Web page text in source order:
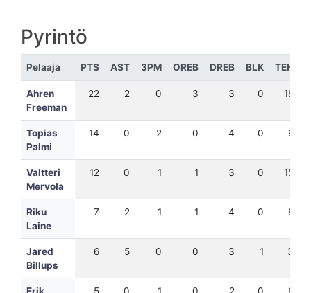
Pyrintö
Pelaaja PTS AST 3PM OREB DREB BLK TEH
Ahren
Freeman
22 2 0 3 3 0 18
Topias
Palmi
14 0 2 0 4 0 9
Valtteri
Mervola
12 0 1 1 3 0 15
Riku
Laine
7 2 1 1 4 0 8
Jared
Billups
6 5 0 0 3 1 3